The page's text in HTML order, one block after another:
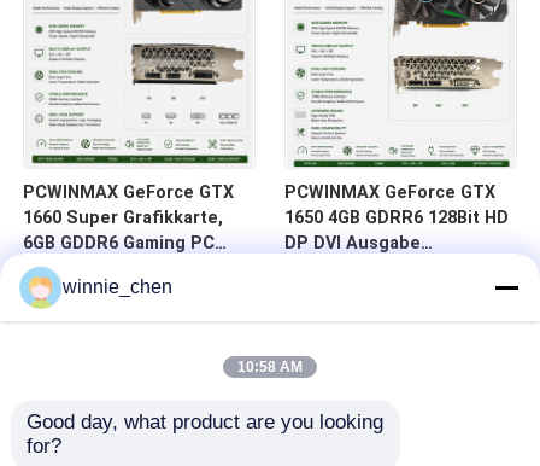
PCWINMAX GeForce GTX
1660 Super Grafikkarte,
6GB GDDR6 Gaming PC
GPU 192bit Videokarte
PCIe 3.0 x16 1660S
Spielkarten
PCWINMAX GeForce GTX
1650 4GB GDRR6 128Bit HD
DP DVI Ausgabe
winnie_chen
10:58 AM
Good day, what product are you looking
for?